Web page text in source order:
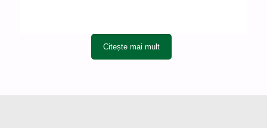
Citește mai mult